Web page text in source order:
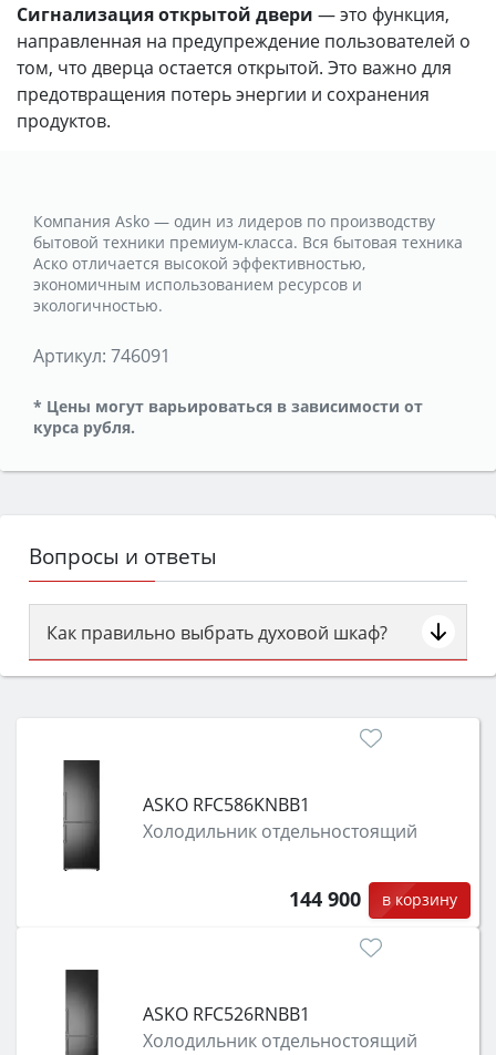
Сигнализация открытой двери — это функция,
направленная на предупреждение пользователей о
том, что дверца остается открытой. Это важно для
предотвращения потерь энергии и сохранения
продуктов.
Компания Asko — один из лидеров по производству
бытовой техники премиум-класса. Вся бытовая техника
Аско отличается высокой эффективностью,
экономичным использованием ресурсов и
экологичностью.
Артикул: 746091
* Цены могут варьироваться в зависимости от
курса рубля.
Вопросы и ответы
Как правильно выбрать духовой шкаф?
Сначала определитесь с типом (газовый или
затем смотрите на объём 50–70 л для семьи,
класс энергопотребления не ниже A и нужные
функции (конвекция, гриль, самоочистка,
защита от детей).ASKO RFC586KNBB1
Холодильник отдельностоящий
144 900 в корзину
ASKO RFC526RNBB1
Холодильник отдельностоящий